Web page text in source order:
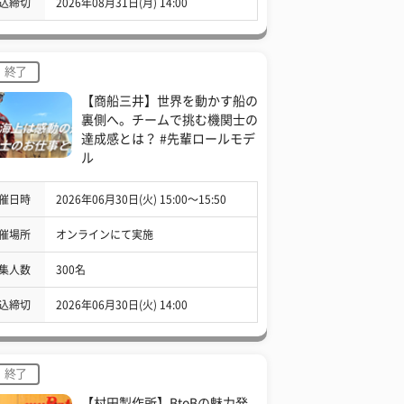
締切 2026年08月31日(月) 14:00
終了
【商船三井】世界を動かす船の
裏側へ。チームで挑む機関士の
達成感とは？ #先輩ロールモデ
ル
日時 2026年06月30日(火) 15:00〜15:50
場所 オンラインにて実施
人数 300名
締切 2026年06月30日(火) 14:00
終了